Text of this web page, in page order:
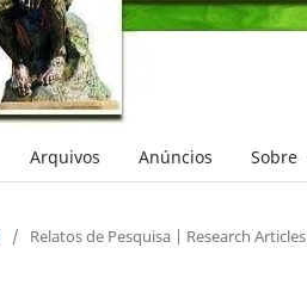
Arquivos Anúncios Sobre
/ Relatos de Pesquisa | Research Articles